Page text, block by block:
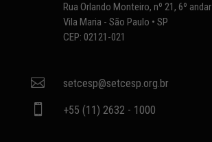
Rua Orlando Monteiro, nº 21, 6º andar
Vila Maria - São Paulo • SP
CEP: 02121-021
 setcesp@setcesp.org.br
 +55 (11) 2632 - 1000